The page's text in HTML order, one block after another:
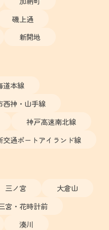
磯上通
新開地
道本線
西神・山手線
神戸高速南北線
交通ポートアイランド線
三ノ宮
大倉山
宮・花時計前
湊川